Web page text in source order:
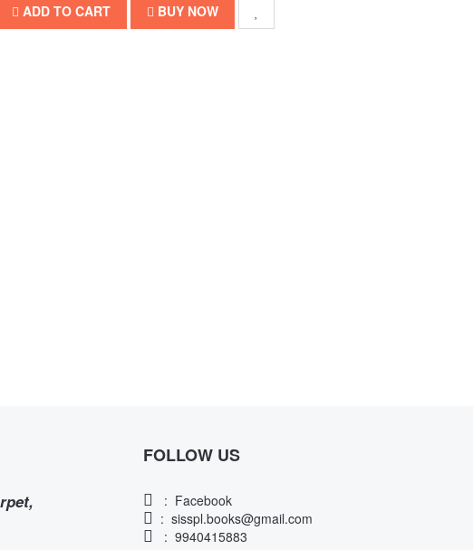
ADD TO CART BUY NOW
FOLLOW US
: Facebook
: sisspl.books@gmail.com
: 9940415883